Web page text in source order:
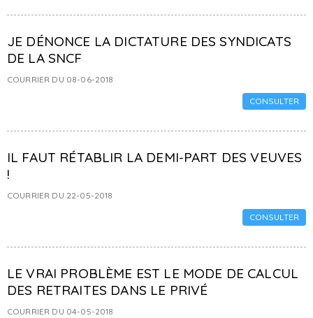
JE DÉNONCE LA DICTATURE DES SYNDICATS
DE LA SNCF
COURRIER DU 08-06-2018
CONSULTER
IL FAUT RÉTABLIR LA DEMI-PART DES VEUVES
!
COURRIER DU 22-05-2018
CONSULTER
LE VRAI PROBLÈME EST LE MODE DE CALCUL
DES RETRAITES DANS LE PRIVÉ
COURRIER DU 04-05-2018